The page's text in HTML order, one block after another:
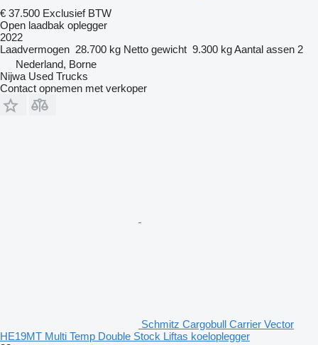
€ 37.500 Exclusief BTW
Open laadbak oplegger
2022
Laadvermogen 28.700 kg Netto gewicht 9.300 kgAantal assen 2
Nederland, Borne
Nijwa Used Trucks
Contact opnemen met verkoper
Schmitz Cargobull Carrier Vector
HE19MT Multi Temp Double Stock Liftas koeloplegger